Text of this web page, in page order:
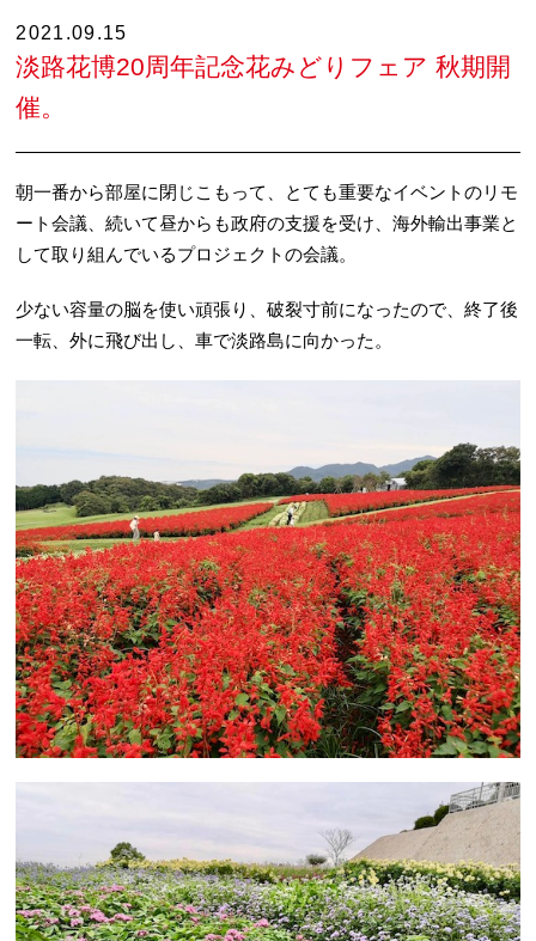
2021.09.15
淡路花博20周年記念花みどりフェア 秋期開
催。
朝一番から部屋に閉じこもって、とても重要なイベントのリモ
ート会議、続いて昼からも政府の支援を受け、海外輸出事業と
して取り組んでいるプロジェクトの会議。
少ない容量の脳を使い頑張り、破裂寸前になったので、終了後
一転、外に飛び出し、車で淡路島に向かった。